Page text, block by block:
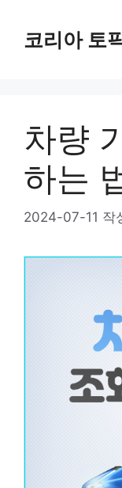
코리아 토
차량
하는
2024-07-11 작